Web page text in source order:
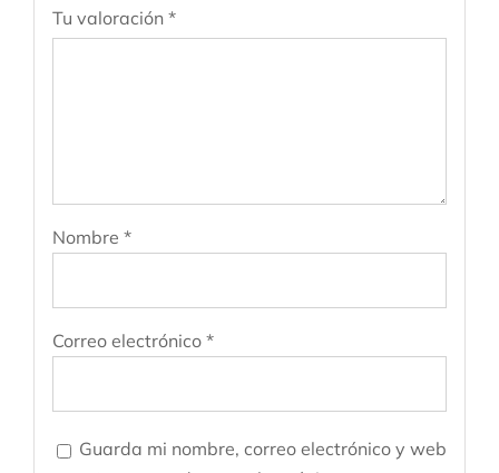
Tu valoración *
Nombre *
Correo electrónico *
Guarda mi nombre, correo electrónico y web